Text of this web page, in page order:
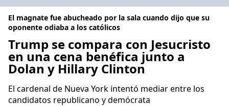
El magnate fue abucheado por la sala cuando dijo que su
oponente odiaba a los católicos
Trump se compara con Jesucristo
en una cena benéfica junto a
Dolan y Hillary Clinton
El cardenal de Nueva York intentó mediar entre los
candidatos republicano y demócrata